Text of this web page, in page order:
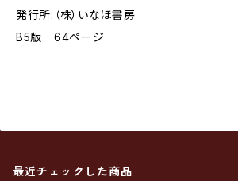
発行所:（株）いなほ書房
B5版 64ページ
最近チェックした商品